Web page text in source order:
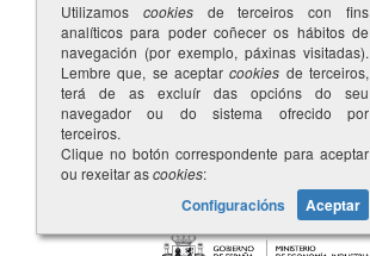
Utilizamos cookiesde terceiros con fins
analíticos para poder coñecer os hábitos de
navegación (por exemplo, páxinas visitadas).
Lembre que, se aceptarcookies de terceiros,
terá de as excluír das opcións do seu
navegador ou do sistema ofrecido por
terceiros.
Clique no botón correspondente para aceptar
ou rexeitar ascookies:
Configuracións Aceptar